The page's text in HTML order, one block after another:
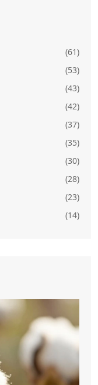
(61)
(53)
(43)
(42)
(37)
(35)
(30)
(28)
(23)
(14)